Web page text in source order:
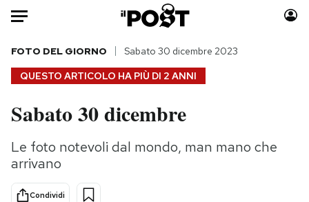
Auto
HOME
Italia
Politica
Internet
Moda
Consumismi
QUESTO ARTICOLO HA PIÙ DI 2 ANNI
FOTO DEL GIORNO Sabato 30 dicembre 2023
Sabato 30 dicembre
Le foto notevoli dal mondo, man mano che
arrivano
Condividi